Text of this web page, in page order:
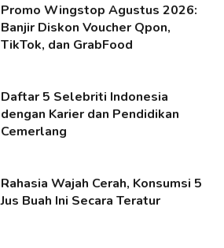
Promo Wingstop Agustus 2026:
Banjir Diskon Voucher Qpon,
TikTok, dan GrabFood
Daftar 5 Selebriti Indonesia
dengan Karier dan Pendidikan
Cemerlang
Rahasia Wajah Cerah, Konsumsi 5
Jus Buah Ini Secara Teratur